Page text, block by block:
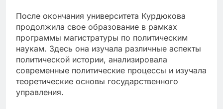
После окончания университета Курдюкова
продолжила свое образование в рамках
программы магистратуры по политическим
наукам. Здесь она изучала различные аспекты
политической истории, анализировала
современные политические процессы и изучала
теоретические основы государственного
управления.